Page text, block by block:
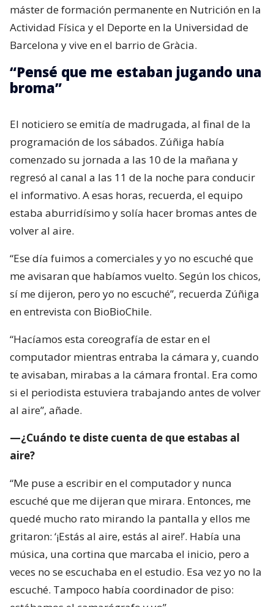
máster de formación permanente en Nutrición en la
Actividad Física y el Deporte en la Universidad de
Barcelona y vive en el barrio de Gràcia.
“Pensé que me estaban jugando una
broma”
El noticiero se emitía de madrugada, al final de la
programación de los sábados. Zúñiga había
comenzado su jornada a las 10 de la mañana y
regresó al canal a las 11 de la noche para conducir
el informativo. A esas horas, recuerda, el equipo
estaba aburridísimo y solía hacer bromas antes de
volver al aire.
“Ese día fuimos a comerciales y yo no escuché que
me avisaran que habíamos vuelto. Según los chicos,
sí me dijeron, pero yo no escuché”, recuerda Zúñiga
en entrevista con BioBioChile.
“Hacíamos esta coreografía de estar en el
computador mientras entraba la cámara y, cuando
te avisaban, mirabas a la cámara frontal. Era como
si el periodista estuviera trabajando antes de volver
al aire”, añade.
—¿Cuándo te diste cuenta de que estabas al
aire?
“Me puse a escribir en el computador y nunca
escuché que me dijeran que mirara. Entonces, me
quedé mucho rato mirando la pantalla y ellos me
gritaron: ‘¡Estás al aire, estás al aire!’. Había una
música, una cortina que marcaba el inicio, pero a
veces no se escuchaba en el estudio. Esa vez yo no la
escuché. Tampoco había coordinador de piso: